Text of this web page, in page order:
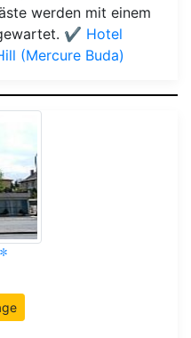
werden mit einem
✔️ Hotel
(Mercure Buda)